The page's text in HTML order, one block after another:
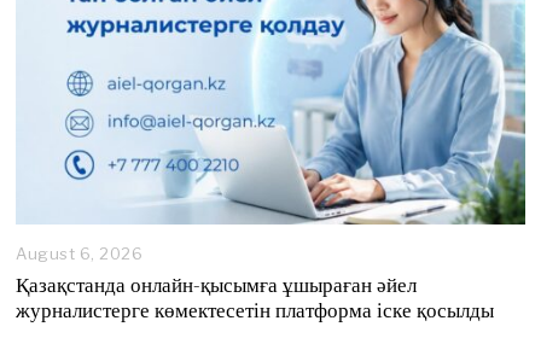
August 6, 2026
g
u
Қазақстанда онлайн-қысымға ұшыраған әйел
журналистерге көмектесетін платформа іске қосылды